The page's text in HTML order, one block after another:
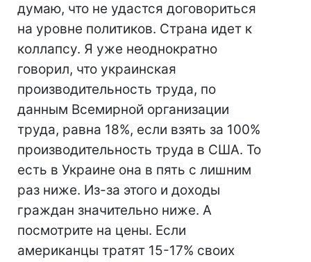
думаю, что не удастся договориться
на уровне политиков. Страна идет к
коллапсу. Я уже неоднократно
говорил, что украинская
производительность труда, по
данным Всемирной организации
труда, равна 18%, если взять за 100%
производительность труда в США. То
есть в Украине она в пять с лишним
раз ниже. Из-за этого и доходы
граждан значительно ниже. А
посмотрите на цены. Если
американцы тратят 15-17% своих